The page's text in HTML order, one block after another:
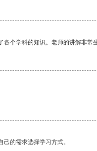
个学科的知识。老师的讲解非常
的需求选择学习方式。